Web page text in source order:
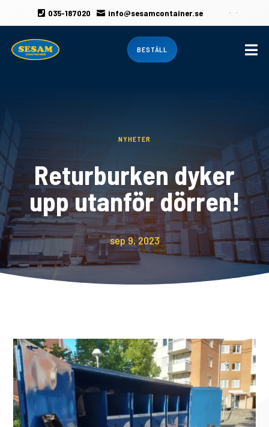
 035-187020  info@sesamcontainer.se
BESTÄLL 
NYHETER
Returburken dyker
upp utanför dörren!
sep 9, 2023